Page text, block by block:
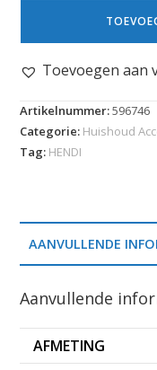
Toevoegen aan
Artikelnummer:596746
Categorie: Huishoud
Tag: HENDI
AANVULLENDE
Aanvullende
AFMETING